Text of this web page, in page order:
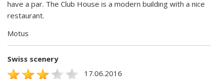
have a par. The Club House is a modern building with a nice
restaurant.
Motus
Swiss scenery
17.06.2016